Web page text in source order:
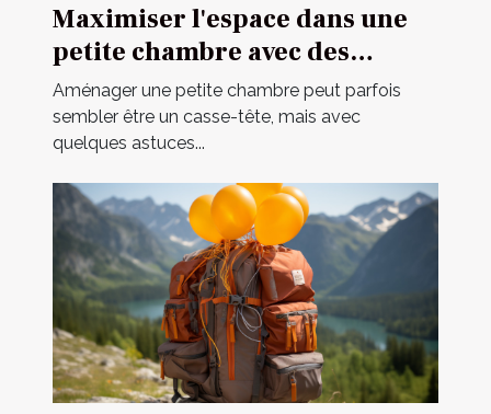
Maximiser l'espace dans une
petite chambre avec des
meubles multifonctionnels
Aménager une petite chambre peut parfois
sembler être un casse-tête, mais avec
quelques astuces...